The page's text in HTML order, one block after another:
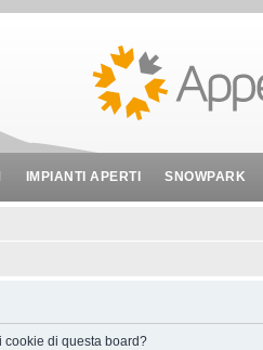
IMPIANTI APERTI SNOWPARK
cookie di questa board?